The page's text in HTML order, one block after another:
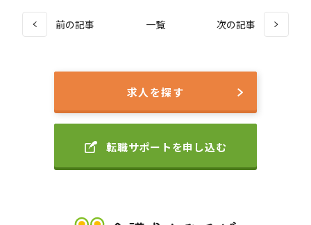
前の記事 一覧 次の記事
求人を探す
転職サポートを申し込む